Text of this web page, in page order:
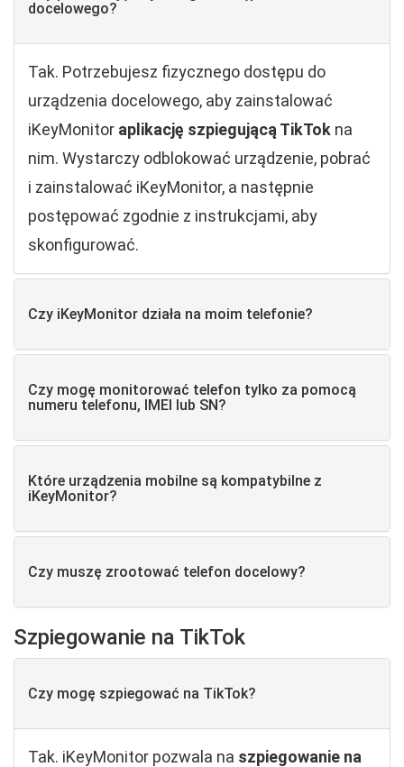
docelowego?
Tak. Potrzebujesz fizycznego dostępu do
urządzenia docelowego, aby zainstalować
iKeyMonitor aplikację szpiegującą TikTok na
nim. Wystarczy odblokować urządzenie, pobrać
i zainstalować iKeyMonitor, a następnie
postępować zgodnie z instrukcjami, aby
skonfigurować.
Czy iKeyMonitor działa na moim telefonie?
Czy mogę monitorować telefon tylko za pomocą
numeru telefonu, IMEI lub SN?
Które urządzenia mobilne są kompatybilne z
iKeyMonitor?
Czy muszę zrootować telefon docelowy?
Szpiegowanie na TikTok
Czy mogę szpiegować na TikTok?
Tak. iKeyMonitor pozwala na szpiegowanie na